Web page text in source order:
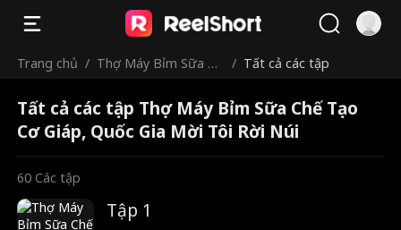
Trang chủ / Thợ Máy Bỉm Sữa Ch
Gia Mời Tôi Rời Núi
/ Tất cả các tập
Tất cả các tập Thợ Máy Bỉm Sữa Chế Tạo
Cơ Giáp, Quốc Gia Mời Tôi Rời Núi
60 Các tập
Tập 1